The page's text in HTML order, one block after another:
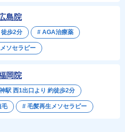
岡院
駅 西1出口より 約徒歩2分
毛 # 毛髪再生メソセラピー
島院
歩2分 # AGA治療薬
ソセラピー